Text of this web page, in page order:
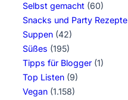
Selbst gemacht (60)
Snacks und Party Rezepte
Suppen (42)
Süßes (195)
Tipps für Blogger (1)
Top Listen (9)
Vegan (1.158)